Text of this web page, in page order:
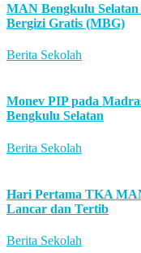
MAN Bengkulu
Bergizi Gratis (MBG)
Berita Sekolah
Monev PIP pada
Bengkulu Selatan
Berita Sekolah
Hari Pertama TKA
Lancar dan Tertib
Berita Sekolah